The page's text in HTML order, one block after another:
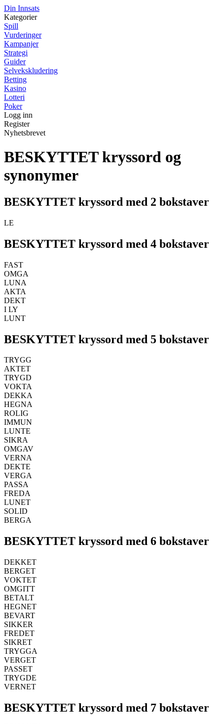
Din Innsats
Kategorier
Spill
Vurderinger
Kampanjer
Strategi
Guider
Selvekskludering
Betting
Kasino
Lotteri
Poker
Logg inn
Register
Nyhetsbrevet
BESKYTTET kryssord og
synonymer
BESKYTTET kryssord med 2 bokstaver
LE
BESKYTTET kryssord med 4 bokstaver
FAST
OMGA
LUNA
AKTA
DEKT
I LY
LUNT
BESKYTTET kryssord med 5 bokstaver
TRYGG
AKTET
TRYGD
VOKTA
DEKKA
HEGNA
ROLIG
IMMUN
LUNTE
SIKRA
OMGAV
VERNA
DEKTE
VERGA
PASSA
FREDA
LUNET
SOLID
BERGA
BESKYTTET kryssord med 6 bokstaver
DEKKET
BERGET
VOKTET
OMGITT
BETALT
HEGNET
BEVART
SIKKER
FREDET
SIKRET
TRYGGA
VERGET
PASSET
TRYGDE
VERNET
BESKYTTET kryssord med 7 bokstaver